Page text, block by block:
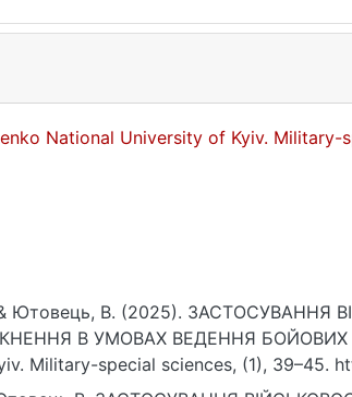
National University of Kyiv. Military-
& Ютовець, В. (2025).
В УМОВАХ ВЕДЕННЯ БОЙОВИХ
Military-special sciences, (1), 39–45.